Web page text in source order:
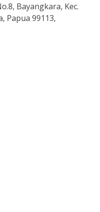
Bayangkara, Kec.
Papua 99113,